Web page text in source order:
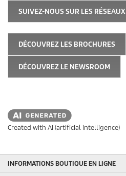
SUIVEZ-NOUS SUR LES
DÉCOUVREZ LES BROCHURES
DÉCOUVREZ LE NEWSROOM
Created with AI (artificial intelligence)
INFORMATIONS BOUTIQUE EN LIGNE